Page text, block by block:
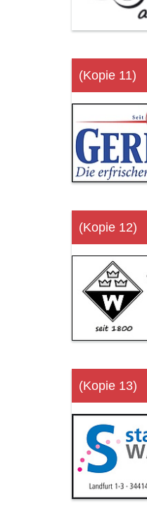
(Kopie 11)
(Kopie 12)
(Kopie 13)